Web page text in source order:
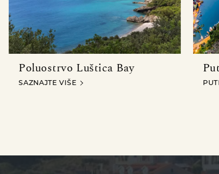
Poluostrvo Luštica Bay
POLUOSTRVO LUŠTICA BAY
SAZNAJTE VIŠE